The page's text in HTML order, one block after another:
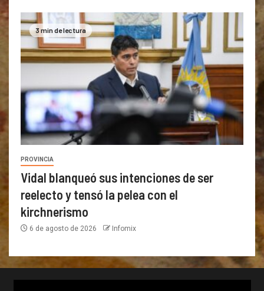
3 min de lectura
PROVINCIA
Vidal blanqueó sus intenciones de ser
reelecto y tensó la pelea con el
kirchnerismo
6 de agosto de 2026 Infomix